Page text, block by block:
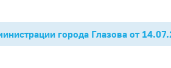
города Глазова от